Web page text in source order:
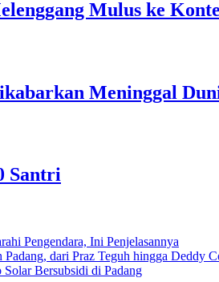
Mulus ke
Meninggal
Santri
Pengendara, Ini Penjelasannya
dari Praz Teguh hingga Deddy
Bersubsidi di Padang